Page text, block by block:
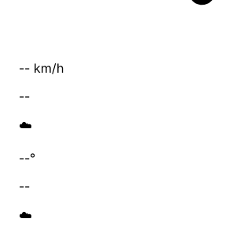
-- km/h
--
☁️
--°
--
☁️